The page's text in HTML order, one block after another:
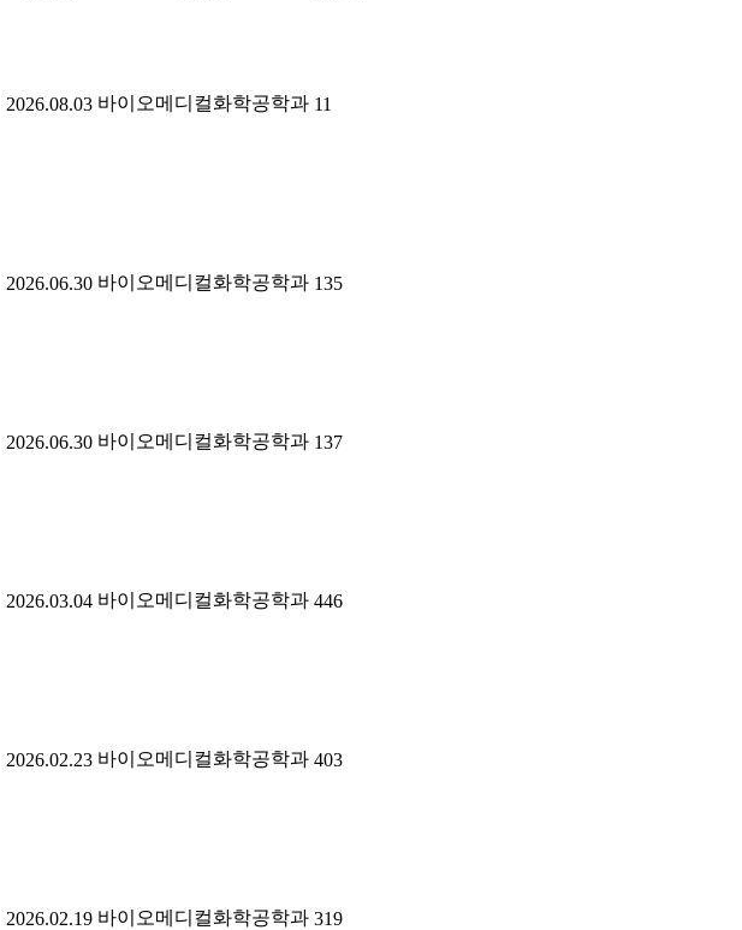
2026.08.03 바이오메디컬화학공학과 11
2026.06.30 바이오메디컬화학공학과 135
2026.06.30 바이오메디컬화학공학과 137
2026.03.04 바이오메디컬화학공학과 446
2026.02.23 바이오메디컬화학공학과 403
2026.02.19 바이오메디컬화학공학과 319